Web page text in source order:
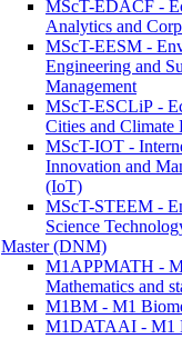
MScT-EDACF -
Analytics and
MScT-EESM -
Engineering and
Management
MScT-ESCLiP -
Cities and Climate
MScT-IOT -
Innovation and
(IoT)
MScT-STEEM -
Science
Master (DNM)
M1APPMATH -
Mathematics and
M1BM - M1
M1DATAAI - M1